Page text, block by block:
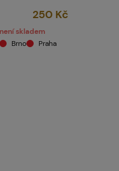
250 Kč
není skladem
Brno
Praha